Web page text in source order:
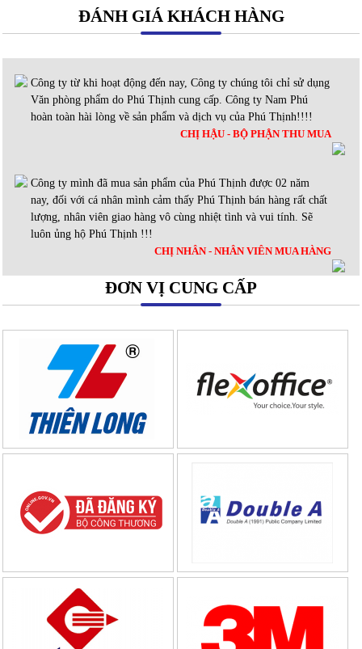
ĐÁNH GIÁ KHÁCH HÀNG
Công ty từ khi hoạt động đến nay, Công ty chúng tôi chỉ sử dụng
Văn phòng phẩm do Phú Thịnh cung cấp. Công ty Nam Phú
hoàn toàn hài lòng về sản phẩm và dịch vụ của Phú Thịnh!!!!
CHỊ HẬU - BỘ PHẬN THU MUA
Công ty mình đã mua sản phẩm của Phú Thịnh được 02 năm
nay, đối với cá nhân mình cảm thấy Phú Thịnh bán hàng rất chất
lượng, nhân viên giao hàng vô cùng nhiệt tình và vui tính. Sẽ
luôn ủng hộ Phú Thịnh !!!
CHỊ NHÂN - NHÂN VIÊN MUA HÀNG
ĐƠN VỊ CUNG CẤP